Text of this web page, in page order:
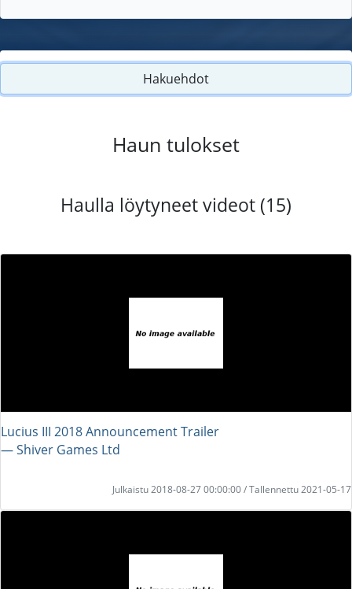
Hakuehdot
Haun tulokset
Haulla löytyneet videot (15)
Lucius III 2018 Announcement Trailer
― Shiver Games Ltd
Julkaistu 2018-08-27 00:00:00 / Tallennettu 2021-05-17